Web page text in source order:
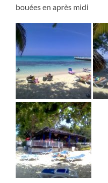
bouées en après midi